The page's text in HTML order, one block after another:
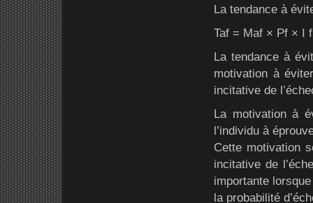
La tendance à
Taf = Maf × Pf × I f
La tendance à
motivation à
incitative de
La motivation à
l’individu à
Cette motivation
incitative de
importante
la probabilité